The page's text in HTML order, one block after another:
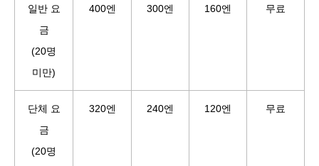
일반 요
금
(20명
미만)
400엔 300엔 160엔 무료
단체 요
금
(20명
320엔 240엔 120엔 무료